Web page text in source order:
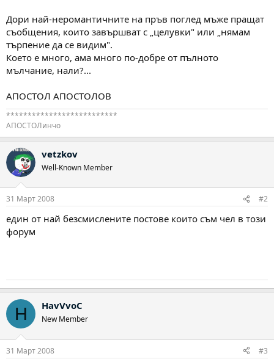
Дори най-неромантичните на пръв поглед мъже пращат
съобщения, които завършват с „целувки" или „нямам
търпение да се видим".
Което е много, ама много по-добре от пълното
мълчание, нали?...
АПОСТОЛ АПОСТОЛОВ
**************************
АПОСТОЛинчо
vetzkov
Well-Known Member
31 Март 2008 #2
един от най безсмислените постове които съм чел в този
форум
H HavVvoC
New Member
31 Март 2008 #3